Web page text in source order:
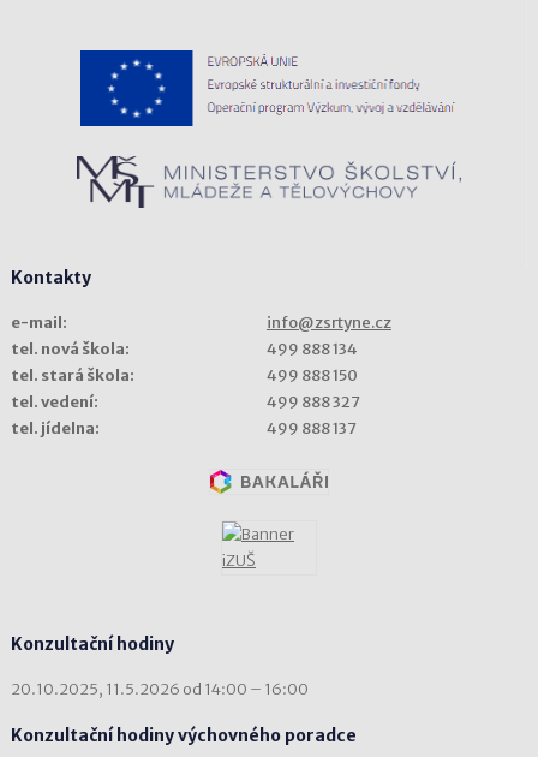
Kontakty
e-mail:
info@zsrtyne.cz
tel. nová škola:
499 888 134
tel. stará škola:
499 888 150
tel. vedení:
499 888 327
tel. jídelna:
499 888 137
Konzultační hodiny
20.10.2025, 11.5.2026 od 14:00 – 16:00
Konzultační hodiny výchovného poradce